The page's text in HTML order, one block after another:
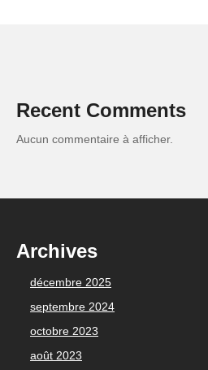
Recent Comments
Aucun commentaire à afficher.
Archives
décembre 2025
septembre 2024
octobre 2023
août 2023